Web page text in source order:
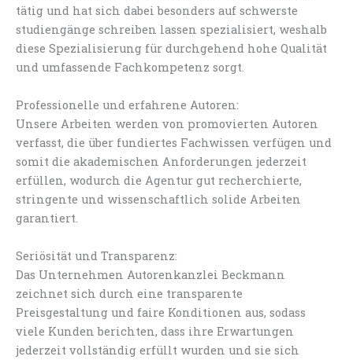
tätig und hat sich dabei besonders auf schwerste
studiengänge schreiben lassen spezialisiert, weshalb
diese Spezialisierung für durchgehend hohe Qualität
und umfassende Fachkompetenz sorgt.
Professionelle und erfahrene Autoren:
Unsere Arbeiten werden von promovierten Autoren
verfasst, die über fundiertes Fachwissen verfügen und
somit die akademischen Anforderungen jederzeit
erfüllen, wodurch die Agentur gut recherchierte,
stringente und wissenschaftlich solide Arbeiten
garantiert.
Seriösität und Transparenz:
Das Unternehmen Autorenkanzlei Beckmann
zeichnet sich durch eine transparente
Preisgestaltung und faire Konditionen aus, sodass
viele Kunden berichten, dass ihre Erwartungen
jederzeit vollständig erfüllt wurden und sie sich